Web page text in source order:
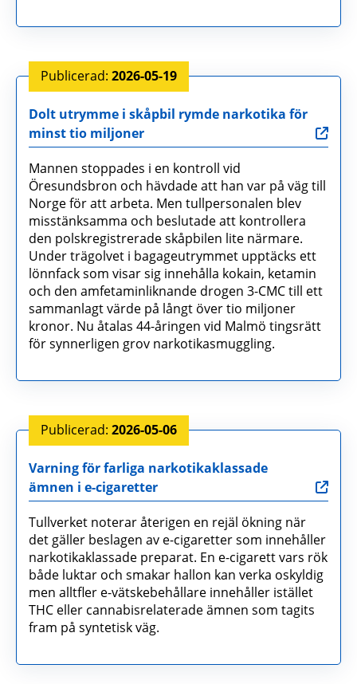
2026-05-19
Dolt utrymme i skåpbil rymde narkotika för
minst tio miljoner
Mannen stoppades i en kontroll vid
Öresundsbron och hävdade att han var på väg till
Norge för att arbeta. Men tullpersonalen blev
misstänksamma och beslutade att kontrollera
den polskregistrerade skåpbilen lite närmare.
Under trägolvet i bagageutrymmet upptäcks ett
lönnfack som visar sig innehålla kokain, ketamin
och den amfetaminliknande drogen 3-CMC till ett
sammanlagt värde på långt över tio miljoner
kronor. Nu åtalas 44-åringen vid Malmö tingsrätt
för synnerligen grov narkotikasmuggling.
2026-05-06
Varning för farliga narkotikaklassade
ämnen i e-cigaretter
Tullverket noterar återigen en rejäl ökning när
det gäller beslagen av e-cigaretter som innehåller
narkotikaklassade preparat. En e-cigarett vars rök
både luktar och smakar hallon kan verka oskyldig
men alltfler e-vätskebehållare innehåller istället
THC eller cannabisrelaterade ämnen som tagits
fram på syntetisk väg.